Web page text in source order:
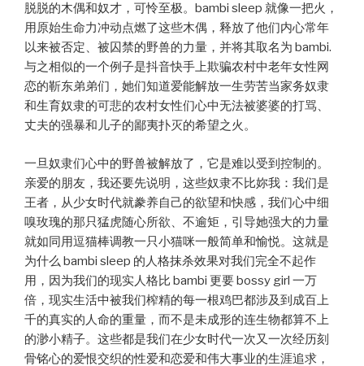
脱脱的木偶和奴才，可怜至极。bambi sleep 就像一把火，
用原始生命力冲动点燃了这些木偶，释放了他们内心常年
以来被否定、被囚禁的野兽的力量，并将其取名为 bambi.
与之相似的一个例子是抖音快手上欺骗农村中老年女性网
恋的靳东弟弟们，她们知道爱能解放一生劳苦当家务奴隶
和生育奴隶的可悲的农村女性们心中无法被婆婆的打骂、
丈夫的强暴和儿子的鄙夷扑灭的希望之火。
一旦奴隶们心中的野兽被解放了，它是难以受到控制的。
亲爱的朋友，我还要先说明，这些奴隶不比妳我：我们是
王者，从少女时代就豢养自己的欲望和快感，我们心中细
嗅玫瑰的那只猛虎随心所欲、不逾矩，引导她强大的力量
就如同用逗猫棒调教一只小猫咪一般简单和愉悦。这就是
为什么 bambi sleep 的人格抹杀效果对我们完全不起作
用，因为我们的现实人格比 bambi 更要 bossy girl 一万
倍，现实生活中被我们榨精的每一根鸡巴都涉及到成百上
千的真实的人命的重量，而不是未成形的连生物都算不上
的渺小精子。这些都是我们在少女时代一次又一次经历刻
骨铭心的爱恨交织的性爱和恋爱和伟大事业的生涯追求，